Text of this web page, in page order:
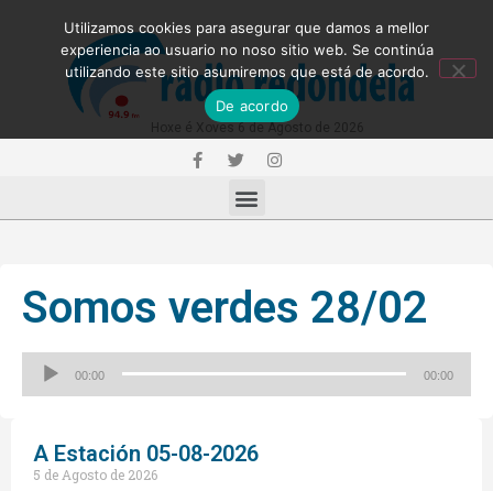
Somos verdes 28/02
00:00 00:00
A Estación 05-08-2026
5 de Agosto de 2026
Utilizamos cookies para asegurar que damos a mellor
experiencia ao usuario no noso sitio web. Se continúa
utilizando este sitio asumiremos que está de acordo.
De acordo